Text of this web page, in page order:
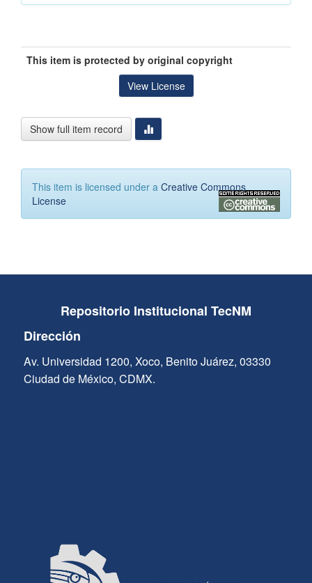
This item is protected by original copyright
View License
Show full item record
This item is licensed under a Creative Commons
License
Repositorio Institucional TecNM
Dirección
Av. Universidad 1200, Xoco, Benito Juárez, 03330
Ciudad de México, CDMX.